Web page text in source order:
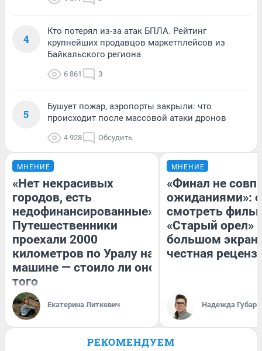
4
Кто потерял из-за атак БПЛА. Рейтинг
крупнейших продавцов маркетплейсов из
Байкальского региона
6 861 3
5
Бушует пожар, аэропорты закрыли: что
происходит после массовой атаки дронов
4 928 Обсудить
МНЕНИЕ
«Нет некрасивых
городов, есть
недофинансированные».
Путешественники
проехали 2000
километров по Уралу на
машине — стоило ли оно
того
Екатерина Литкевич
МНЕНИЕ
«Финал не
ожиданиями»:
смотреть
«Старый орел»
большом
честная
Надежда Губарь
РЕКОМЕНДУЕМ